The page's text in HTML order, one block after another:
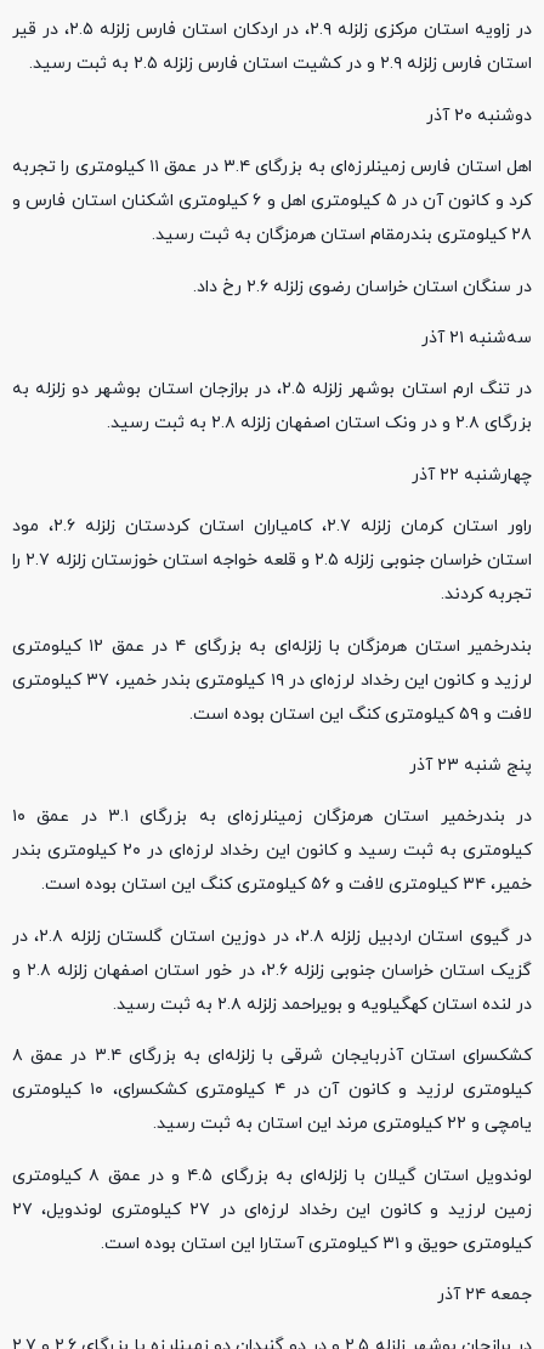
در زاویه استان مرکزی زلزله ۲.۹، در اردکان استان فارس زلزله ۲.۵، در قیر
استان فارس زلزله ۲.۹ و در کشیت استان فارس زلزله ۲.۵ به ثبت رسید.
دوشنبه ۲۰ آذر
اهل استان فارس زمینلرزه‌ای به بزرگای ۳.۴ در عمق ۱۱ کیلومتری را تجربه
کرد و کانون آن در ۵ کیلومتری اهل و ۶ کیلومتری اشکنان استان فارس و
۲۸ کیلومتری بندرمقام استان هرمزگان به ثبت رسید.
در سنگان استان خراسان رضوی زلزله ۲.۶ رخ داد.
سه‌شنبه ۲۱ آذر
در تنگ ارم استان بوشهر زلزله ۲.۵، در برازجان استان بوشهر دو زلزله به
بزرگای ۲.۸ و در ونک استان اصفهان زلزله ۲.۸ به ثبت رسید.
چهارشنبه ۲۲ آذر
راور استان کرمان زلزله ۲.۷، کامیاران استان کردستان زلزله ۲.۶، مود
استان خراسان جنوبی زلزله ۲.۵ و قلعه خواجه استان خوزستان زلزله ۲.۷ را
تجربه کردند.
بندرخمیر استان هرمزگان با زلزله‌ای به بزرگای ۴ در عمق ۱۲ کیلومتری
لرزید و کانون این رخداد لرزه‌ای در ۱۹ کیلومتری بندر خمیر، ۳۷ کیلومتری
لافت و ۵۹ کیلومتری کنگ این استان بوده است.
پنج شنبه ۲۳ آذر
در بندرخمیر استان هرمزگان زمینلرزه‌ای به بزرگای ۳.۱ در عمق ۱۰
کیلومتری به ثبت رسید و کانون این رخداد لرزه‌ای در ۲۰ کیلومتری بندر
خمیر، ۳۴ کیلومتری لافت و ۵۶ کیلومتری کنگ این استان بوده است.
در گیوی استان اردبیل زلزله ۲.۸، در دوزین استان گلستان زلزله ۲.۸، در
گزیک استان خراسان جنوبی زلزله ۲.۶، در خور استان اصفهان زلزله ۲.۸ و
در لنده استان کهگیلویه و بویراحمد زلزله ۲.۸ به ثبت رسید.
کشکسرای استان آذربایجان شرقی با زلزله‌ای به بزرگای ۳.۴ در عمق ۸
کیلومتری لرزید و کانون آن در ۴ کیلومتری کشکسرای، ۱۰ کیلومتری
یامچی و ۲۲ کیلومتری مرند این استان به ثبت رسید.
لوندویل استان گیلان با زلزله‌ای به بزرگای ۴.۵ و در عمق ۸ کیلومتری
زمین لرزید و کانون این رخداد لرزه‌ای در ۲۷ کیلومتری لوندویل، ۲۷
کیلومتری حویق و ۳۱ کیلومتری آستارا این استان بوده است.
جمعه ۲۴ آذر